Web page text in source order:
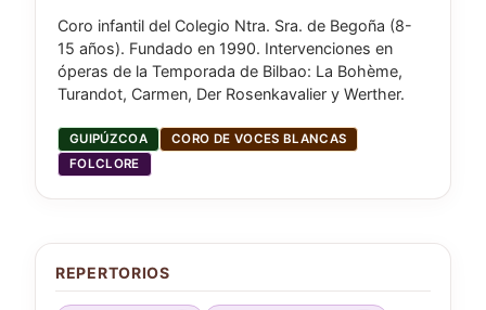
REPERTORIOS
Coro infantil del Colegio Ntra. Sra. de Begoña (8-
15 años). Fundado en 1990. Intervenciones en
óperas de la Temporada de Bilbao: La Bohème,
Turandot, Carmen, Der Rosenkavalier y Werther.
GUIPÚZCOA
CORO DE VOCES BLANCAS
FOLCLORE